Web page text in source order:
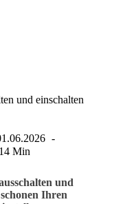
und einschalten
14 Min
und
Ihren